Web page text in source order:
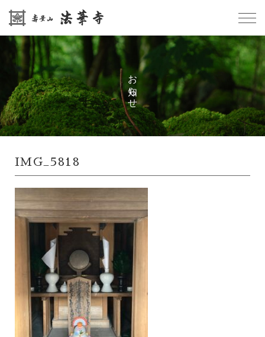
お知らせ
IMG_5818